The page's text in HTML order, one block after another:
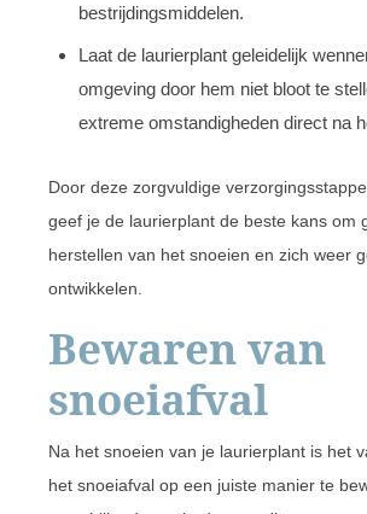
bestrijdingsmiddelen.
Laat de laurierplant geleidelijk
omgeving door hem niet bloot te
extreme omstandigheden direct na
Door deze zorgvuldige
geef je de laurierplant de beste kans om
herstellen van het snoeien en zich weer
ontwikkelen.
Bewaren van
snoeiafval
Na het snoeien van je laurierplant is het
het snoeiafval op een juiste manier te